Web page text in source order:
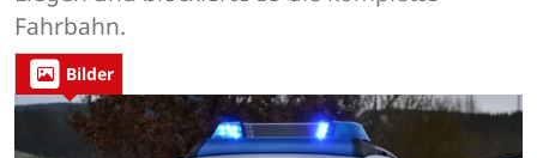
Fahrbahn.
Bilder